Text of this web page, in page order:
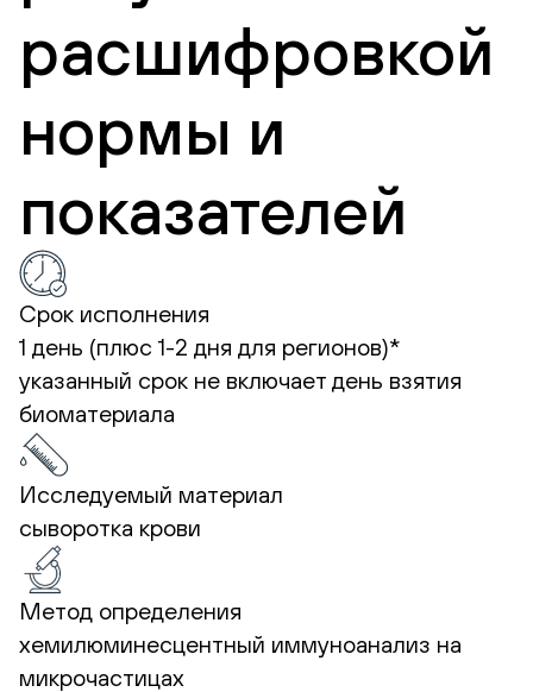
расшифровкой
нормы и
показателей
Срок исполнения
1 день (плюс 1-2 дня для регионов)*
указанный срок не включает день взятия
биоматериала
Исследуемый материал
сыворотка крови
Метод определения
хемилюминесцентный иммуноанализ на
микрочастицах